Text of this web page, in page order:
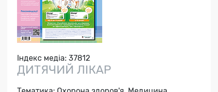
Індекс медіа: 37812
ДИТЯЧИЙ ЛІКАР